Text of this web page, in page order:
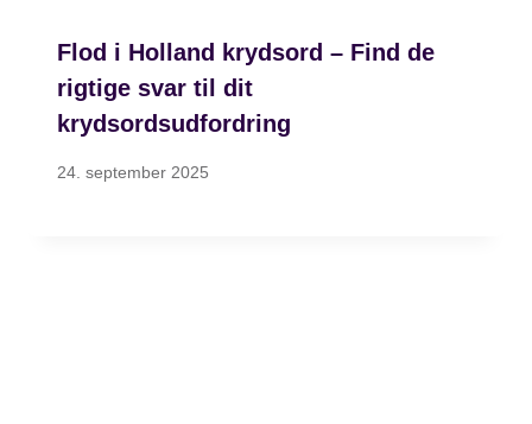
Flod i Holland krydsord – Find de
rigtige svar til dit
krydsordsudfordring
24. september 2025